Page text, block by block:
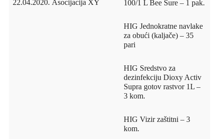
22.04.2020. Asocijacija XY
100/1 L Bee Sure – 1 pak.
HIG Jednokratne navlake
za obući (kaljače) – 35
pari
HIG Sredstvo za
dezinfekciju Dioxy Activ
Supra gotov rastvor 1L –
3 kom.
HIG Vizir zaštitni – 3
kom.